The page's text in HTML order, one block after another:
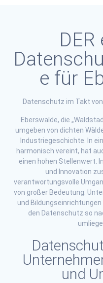
e für
Datenschutz im Takt
Eberswalde, die
umgeben von dichten
Industriegeschichte. In
harmonisch vereint, hat
einen hohen Stellenwert.
und Innovation
verantwortungsvolle
von großer Bedeutung.
und
den Datenschutz so
und